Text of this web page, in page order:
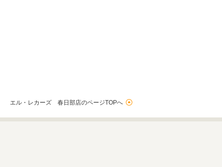
エル・レカーズ 春日部店のページTOPへ